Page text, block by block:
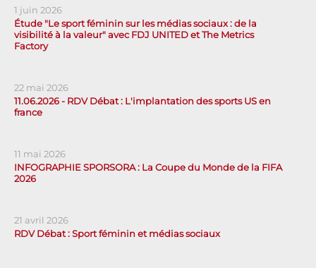
1 juin 2026
Étude "Le sport féminin sur les médias sociaux : de la
visibilité à la valeur" avec FDJ UNITED et The Metrics
Factory
22 mai 2026
11.06.2026 - RDV Débat : L'implantation des sports US en
france
11 mai 2026
INFOGRAPHIE SPORSORA : La Coupe du Monde de la FIFA
2026
21 avril 2026
RDV Débat : Sport féminin et médias sociaux